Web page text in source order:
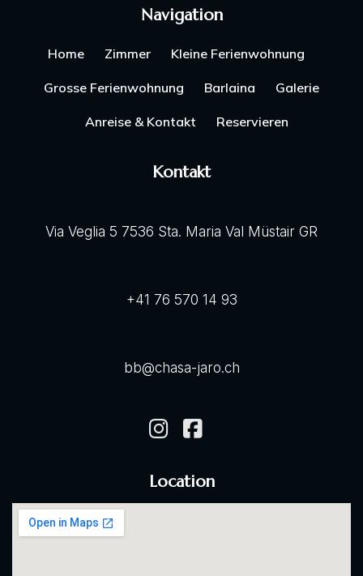
Navigation
Home Zimmer Kleine Ferienwohnung
Grosse Ferienwohnung Barlaina Galerie
Anreise & Kontakt Reservieren
Kontakt
Via Veglia 5 7536 Sta. Maria Val Müstair GR
+41 76 570 14 93
bb@chasa-jaro.ch
Location